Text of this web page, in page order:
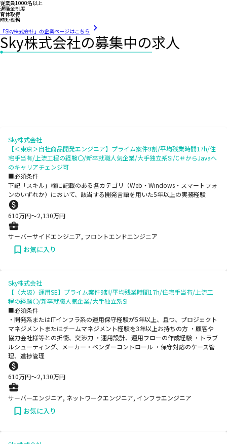
従業員1000名以上
退職金制度
育休取得
時短勤務
「Sky株式会社」の企業ページはこちら
Sky株式会社の募集中の求人
Sky株式会社
【＜東京＞自社商品開発エンジニア】プライム案件9割/平均残業時間17h/住
宅手当有/上流工程の経験〇/新卒就職人気企業/大手独立系SI/C＃からJavaへ
のキャリアチェンジ可
■必須条件
下記「スキル」欄に記載のある各カテゴリ（Web・Windows・スマートフォ
ンのいずれか）において、該当する開発言語を用いた5年以上の実務経験
610万円〜2,130万円
サーバーサイドエンジニア, フロントエンドエンジニア
お気に入り
Sky株式会社
【〈大阪〉運用SE】プライム案件9割/平均残業時間17h/住宅手当有/上流工
程の経験〇/新卒就職人気企業/大手独立系SI
■必須条件
・開発系またはITインフラ系の運用保守経験が5年以上、且つ、プロジェクト
マネジメントまたはチームマネジメント経験を3年以上お持ちの方 ・顧客や
協力会社様等との折衝、交渉力 ・運用設計、運用フローの作成経験 ・トラブ
ルシューティング、メーカー・ベンダーコントロール ・保守対応のケース管
理、進捗管理
610万円〜2,130万円
サーバーエンジニア, ネットワークエンジニア, インフラエンジニア
お気に入り